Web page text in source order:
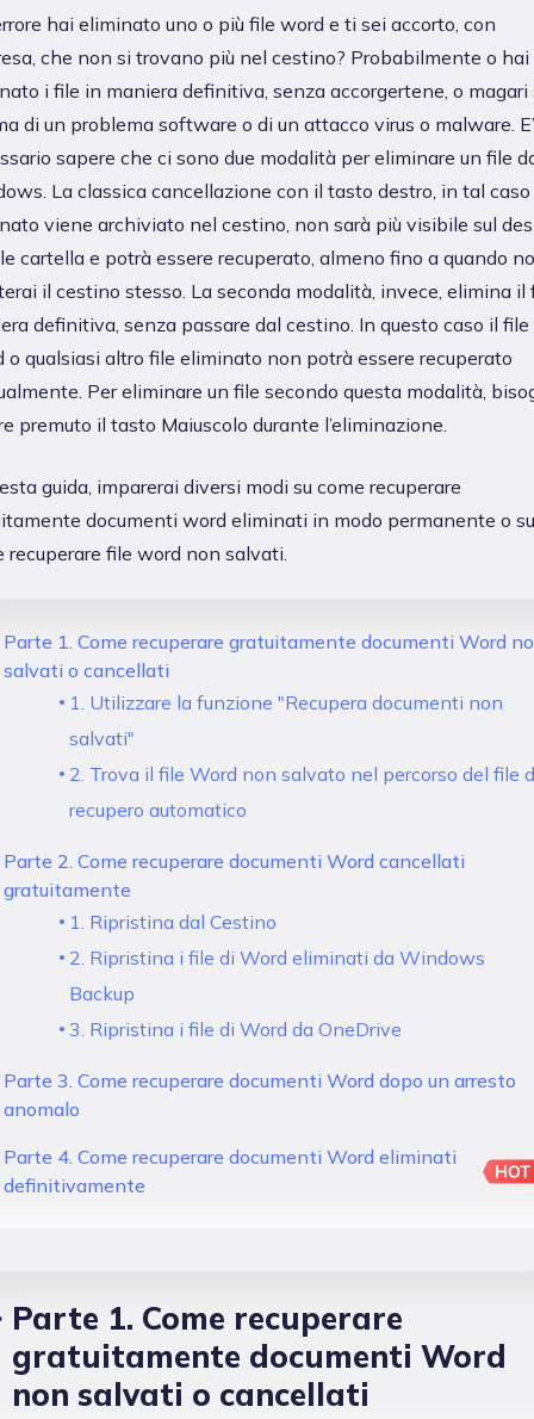
hai eliminato uno o più file word e ti sei accorto, con
che non si trovano più nel cestino? Probabilmente o hai
i file in maniera definitiva, senza accorgertene, o magari
di un problema software o di un attacco virus o malware. E’
sapere che ci sono due modalità per eliminare un file
La classica cancellazione con il tasto destro, in tal
viene archiviato nel cestino, non sarà più visibile sul
cartella e potrà essere recuperato, almeno fino a quando
il cestino stesso. La seconda modalità, invece, elimina il
definitiva, senza passare dal cestino. In questo caso il file
o qualsiasi altro file eliminato non potrà essere recuperato
Per eliminare un file secondo questa modalità,
premuto il tasto Maiuscolo durante l’eliminazione.
guida, imparerai diversi modi su come recuperare
documenti word eliminati in modo permanente o su
recuperare file word non salvati.
Parte 1. Come recuperare gratuitamente documenti Word
salvati o cancellati
1. Utilizzare la funzione "Recupera documenti non
salvati"
2. Trova il file Word non salvato nel percorso del file
recupero automatico
Parte 2. Come recuperare documenti Word cancellati
gratuitamente
1. Ripristina dal Cestino
2. Ripristina i file di Word eliminati da Windows
Backup
3. Ripristina i file di Word da OneDrive
Parte 3. Come recuperare documenti Word dopo un arresto
anomalo
Parte 4. Come recuperare documenti Word eliminati
definitivamente
Parte 1. Come recuperare
gratuitamente documenti Word
non salvati o cancellati